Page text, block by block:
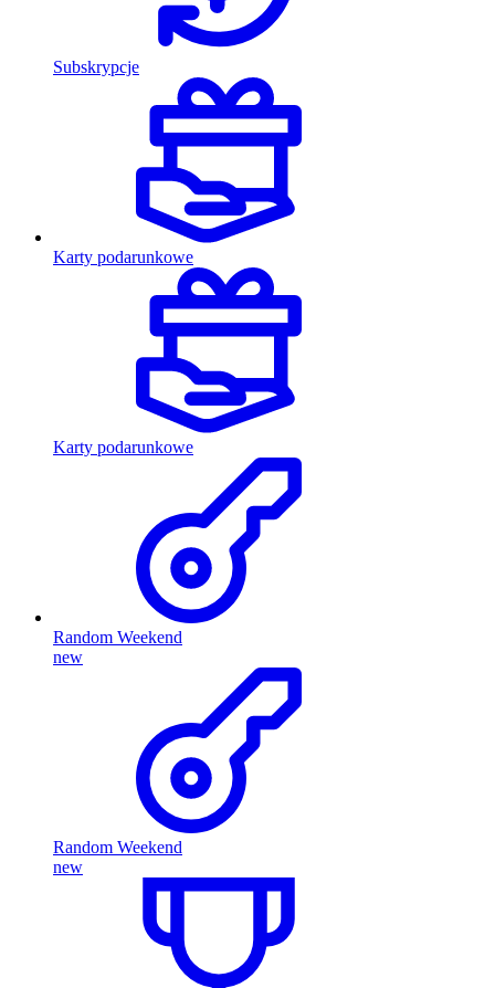
Subskrypcje
Karty podarunkowe
Karty podarunkowe
Random Weekend
new
Random Weekend
new